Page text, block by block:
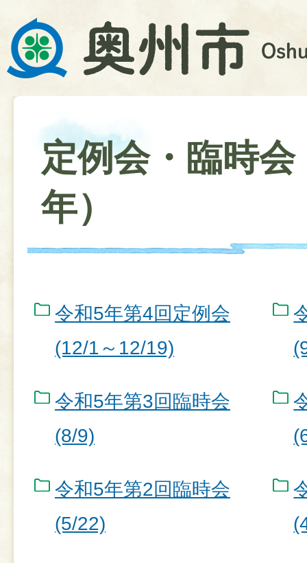
定例会・臨時会
年）
令和5年第4回定例会
(12/1～12/19)
令和5年第3回臨時会
(8/9)
令和5年第2回臨時会
(5/22)